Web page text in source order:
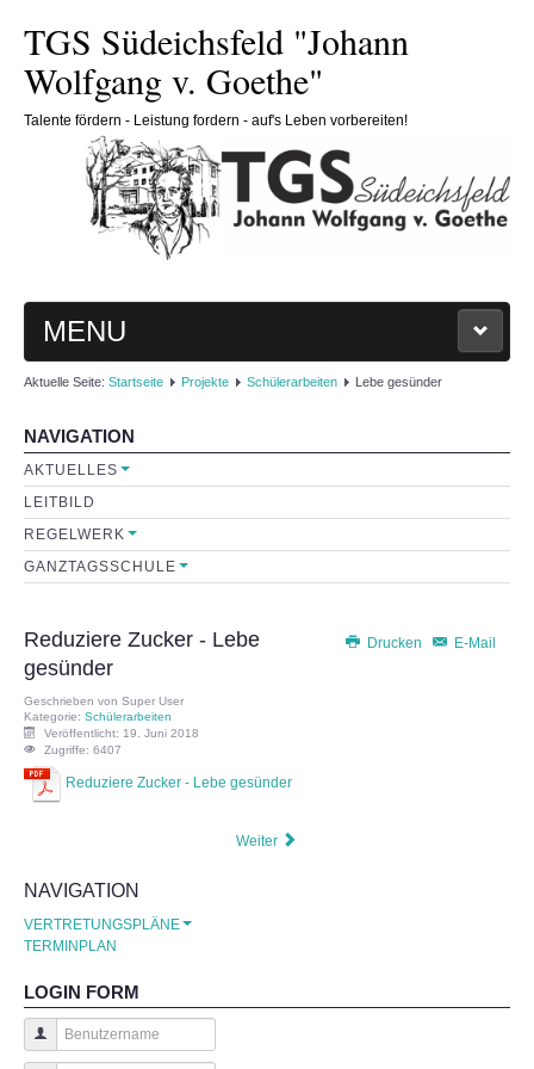
TGS Südeichsfeld "Johann
Wolfgang v. Goethe"
Talente fördern - Leistung fordern - auf's Leben vorbereiten!
MENU
HOME
SCHULE
Schulleitung
Sekretariat
Lehrerkollegium
Schulkonferenz
FÖRDERVEREIN
Satzung
Leistungen
FORMULARE
Aktuelle Seite: Startseite Projekte Schülerarbeiten Lebe gesünder
NAVIGATION
AKTUELLES
LEITBILD
REGELWERK
GANZTAGSSCHULE
Drucken E-Mail
Reduziere Zucker - Lebe
gesünder
Geschrieben von Super User
Kategorie: Schülerarbeiten
Veröffentlicht: 19. Juni 2018
Zugriffe: 6407
Reduziere Zucker - Lebe gesünder
Weiter
NAVIGATION
VERTRETUNGSPLÄNE
TERMINPLAN
LOGIN FORM
Benutzername